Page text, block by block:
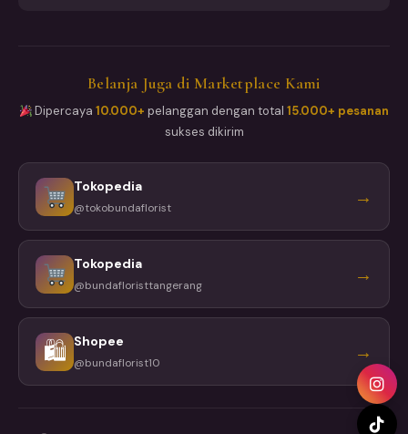
Belanja Juga di Marketplace Kami
Dipercaya10.000+ pelanggan dengan total15.000+ pesanan
sukses dikirim
Tokopedia
@tokobundaflorist →
Tokopedia
@bundafloristtangerang →
🛍 Shopee
@bundaflorist10 →